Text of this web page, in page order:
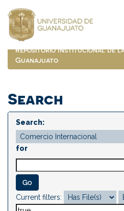
navigation
Repositorio Institucional de
Guanajuato
Search
Search:
for
Current filters: